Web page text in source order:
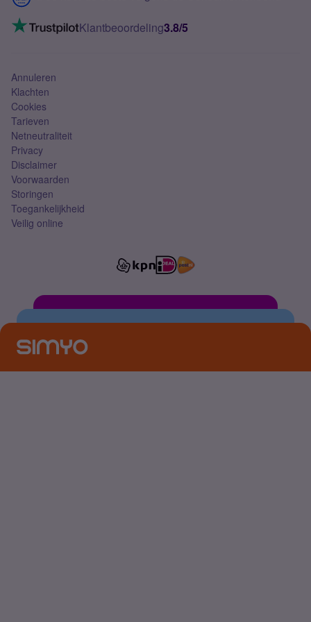
Mobiel internet
Mobiel abonnement
VoLTE 4G bellenKlantbeoordeling3.8/5
Annuleren
Klachten
Cookies
Tarieven
Netneutraliteit
Privacy
Disclaimer
Voorwaarden
Storingen
Toegankelijkheid
Veilig online